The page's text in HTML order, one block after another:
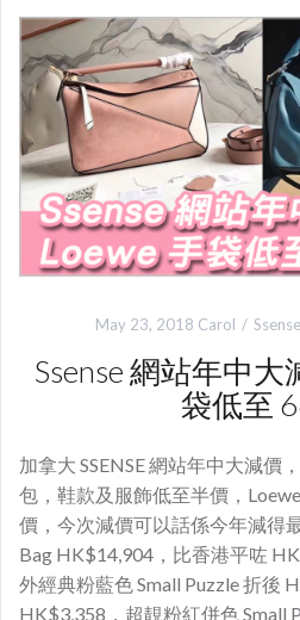
May 23, 2018 Carol Ssense
Ssense 網站年中大
袋低至
加拿大 SSENSE 網站年中大減價
包，鞋款及服飾低至半價，
價，今次減價可以話係今年減得
Bag HK$14,904，比香港平咗
外經典粉藍色 Small Puzzle 折後
HK$3,358，超靚粉紅併色 Small